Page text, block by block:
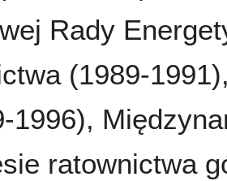
Rady
(1989-
1996),
ratownictwa